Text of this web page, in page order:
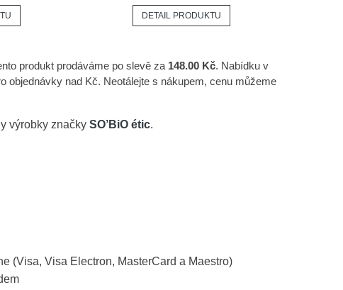
DETAIL PRODUKTU
produkt prodáváme po slevě za 148.00 Kč. Nabídku v
objednávky nad Kč. Neotálejte s nákupem, cenu můžeme
výrobky značky SO’BiO étic.
(Visa, Visa Electron, MasterCard a Maestro)